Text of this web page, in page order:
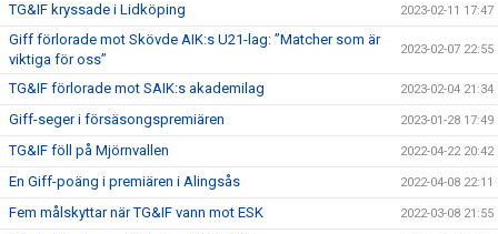
TG&IF kryssade i Lidköping 2023-02-11 17:47
Giff förlorade mot Skövde AIK:s U21-lag: ”Matcher som är
viktiga för oss”
2023-02-07 22:55
TG&IF förlorade mot SAIK:s akademilag 2023-02-04 21:34
Giff-seger i försäsongspremiären 2023-01-28 17:49
TG&IF föll på Mjörnvallen 2022-04-22 20:42
En Giff-poäng i premiären i Alingsås 2022-04-08 22:11
Fem målskyttar när TG&IF vann mot ESK 2022-03-08 21:55